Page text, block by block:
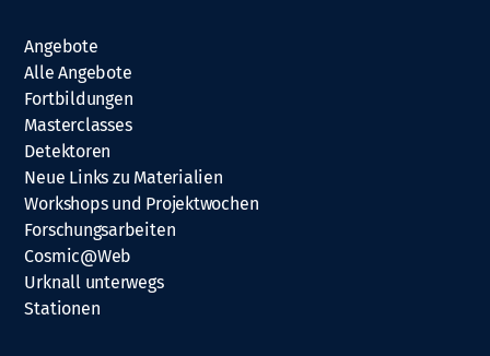
Angebote
Alle Angebote
Fortbildungen
Masterclasses
Detektoren
Neue Links zu Materialien
Workshops und Projektwochen
Forschungsarbeiten
Cosmic@Web
Urknall unterwegs
Stationen